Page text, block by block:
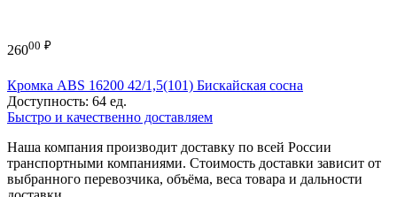
26000 ₽
Кромка ABS 16200 42/1,5(101) Бискайская сосна
Доступность: 64 ед.
Быстро и качественно доставляем
Наша компания производит доставку по всей России
транспортными компаниями. Стоимость доставки зависит от
выбранного перевозчика, объёма, веса товара и дальности